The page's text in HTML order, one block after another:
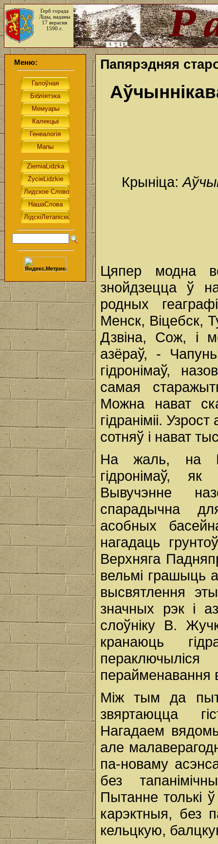
Герб горада
Ліды, наданы
17 верасня
1590 г.
Меню: Папярэдняя
Крыніца:
Цяпер модна
знойдзецца ў
родных
Менск, Віцебск,
Дзвіна, Сож, i
азёраў, -
гідронімаў,
самая
Можна нават
гідраніміі.
сотняў i нават
На жаль, на
гідронімаў, як
Вывучэнне
спарадычна
асобных
нагадаць
Верхняга
вельмі грашыць
высвятлення
значных рэк i
слоўніку В.
кранаюць
перайменавання
Між тым да
звяртаюцца
Нагадаем
але
па-новаму
без
Пытанне толькі
карэктныя, без
кельцкую,